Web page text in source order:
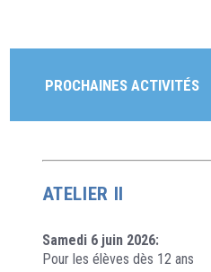
PROCHAINES ACTIVITÉS
ATELIER II
Samedi 6 juin 2026:
Pour les élèves dès 12 ans